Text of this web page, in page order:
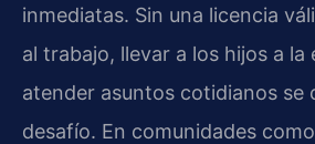
inmediatas. Sin una licencia
al trabajo, llevar a los hijos a la
atender asuntos cotidianos se
desafío. En comunidades